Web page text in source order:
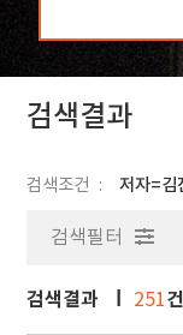
검색결과
검색조건 저자=김
검색필터
검색결과 251건